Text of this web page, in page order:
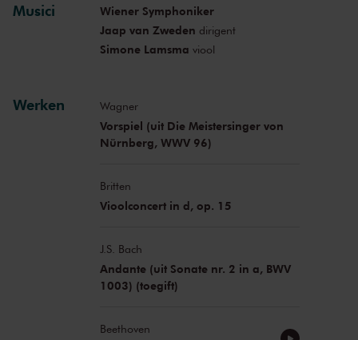
Musici
Wiener Symphoniker
Jaap van Zweden dirigent
Simone Lamsma viool
Werken Wagner
Vorspiel (uit Die Meistersinger von
Nürnberg, WWV 96)
Britten
Vioolconcert in d, op. 15
J.S. Bach
Andante (uit Sonate nr. 2 in a, BWV
1003) (toegift)
Beethoven